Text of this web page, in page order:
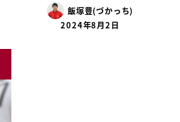
飯塚豊(づかっち)
2024年8月2日